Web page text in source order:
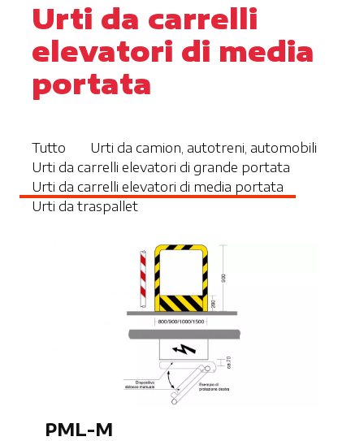
Urti da carrelli
elevatori di media
portata
Tutto
Urti da camion, autotreni, automobili
Urti da carrelli elevatori di grande portata
Urti da carrelli elevatori di media portata
Urti da traspallet
PML-M